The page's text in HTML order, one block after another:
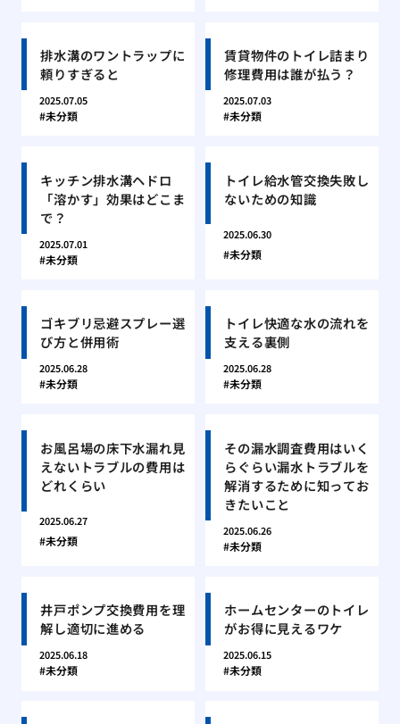
排水溝のワントラップに
頼りすぎると
2025.07.05
未分類
賃貸物件のトイレ詰まり
修理費用は誰が払う？
2025.07.03
未分類
キッチン排水溝ヘドロ
「溶かす」効果はどこま
で？
2025.07.01
未分類
トイレ給水管交換失敗し
ないための知識
2025.06.30
未分類
ゴキブリ忌避スプレー選
び方と併用術
2025.06.28
未分類
トイレ快適な水の流れを
支える裏側
2025.06.28
未分類
お風呂場の床下水漏れ見
えないトラブルの費用は
どれくらい
2025.06.27
未分類
その漏水調査費用はいく
らぐらい漏水トラブルを
解消するために知ってお
きたいこと
2025.06.26
未分類
井戸ポンプ交換費用を理
解し適切に進める
2025.06.18
未分類
ホームセンターのトイレ
がお得に見えるワケ
2025.06.15
未分類